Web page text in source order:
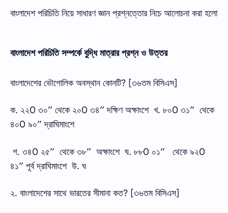
বাংলাদেশ পরিচিতি নিয়ে সাধারণ জ্ঞান প্রশ্নত্তোর নিচে আলোচনা করা হলো
বাংলাদেশ পরিচিতি সম্পর্কে বুদ্ধি মাত্রার প্রশ্ন ও উত্তর
বাংলাদেশের ভৌগোলিক অবস্থান কোনটি? [৩৬তম বিসিএস]
ক. ২২0 ৩০’’ থেকে ২০0 ৩৪’’ দক্ষিণ অক্ষাংশে খ. ৮০0 ৩১’’ থেকে
৪০0 ৯০’’ দ্রাঘিমাংশে
গ. ৩৪0 ২৫’’ থেকে ৩৮’’ অক্ষাংশে ঘ. ৮৮0 ০১’’ থেকে ৯২0
৪১’’ পূর্ব দ্রাঘিমাংশে উ. ঘ
২. বাংলাদেশের সাথে ভারতের সীমানা কত? [৩৬তম বিসিএস]